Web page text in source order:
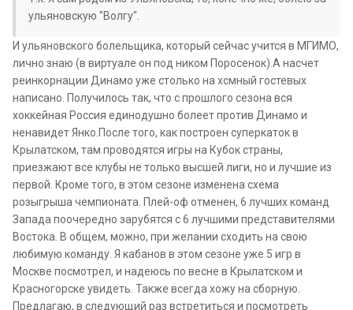
ульяновскую "Волгу".
И ульяновского болельщика, который сейчас учится в МГИМО,
лично знаю (в виртуале он под ником Поросенок).А насчет
реинкорнации Динамо уже столько на хсмный гостевых
написано. Получилось так, что с прошлого сезона вся
хоккейная Россия единодушно болеет против Динамо и
ненавидет Янко.После того, как построен суперкаток в
Крылатском, там проводятся игры на Кубок страны,
приезжают все клубы не только высшей лиги, но и лучшие из
первой. Кроме того, в этом сезоне изменена схема
розыгрыша чемпионата. Плей-оф отменен, 6 лучших команд
Запада поочередно зарубятся с 6 лучшими представителями
Востока. В общем, можно, при желании сходить на свою
любимую команду. Я кабанов в этом сезоне уже 5 игр в
Москве посмотрел, и надеюсь по весне в Крылатском и
Красногорске увидеть. Также всегда хожу на сборную.
Предлагаю, в следующий раз встретиться и посмотреть